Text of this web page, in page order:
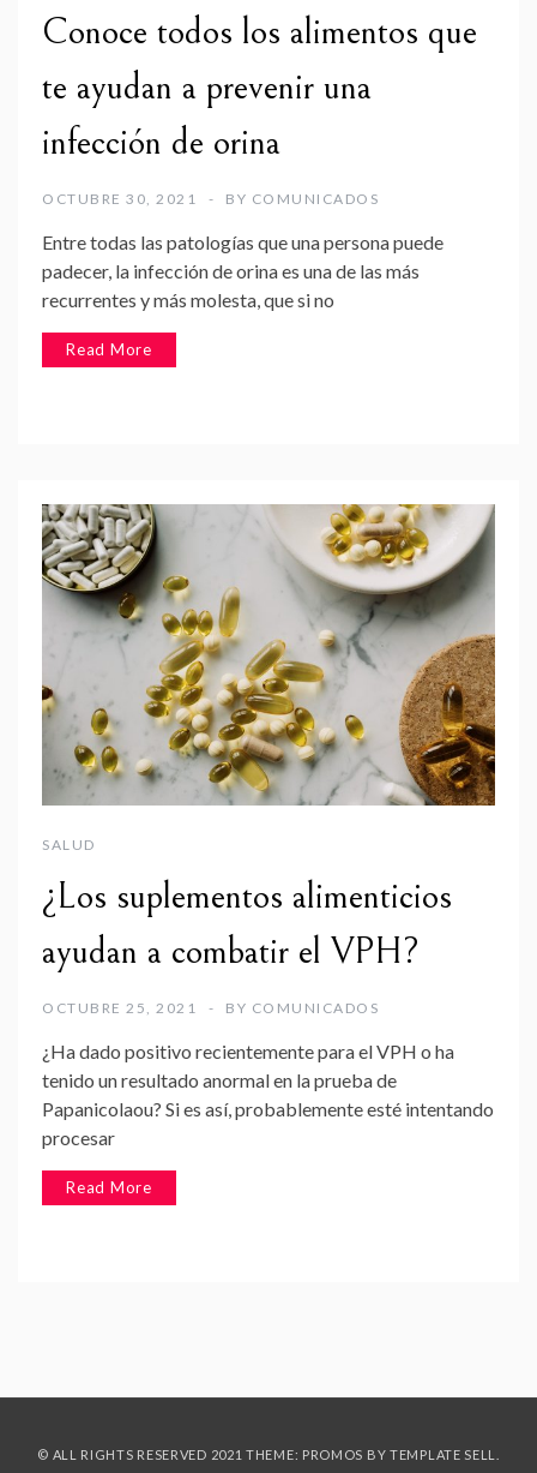
Conoce todos los alimentos que
te ayudan a prevenir una
infección de orina
OCTUBRE 30, 2021 BY COMUNICADOS
Entre todas las patologías que una persona puede
padecer, la infección de orina es una de las más
recurrentes y más molesta, que si no
Read More
SALUD
¿Los suplementos alimenticios
ayudan a combatir el VPH?
OCTUBRE 25, 2021 BY COMUNICADOS
¿Ha dado positivo recientemente para el VPH o ha
tenido un resultado anormal en la prueba de
Papanicolaou? Si es así, probablemente esté intentando
procesar
Read More
© ALL RIGHTS RESERVED 2021 THEME: PROMOS BY TEMPLATE SELL